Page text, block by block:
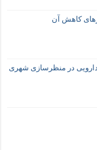
کاهش آن
در منظرسازی شهری